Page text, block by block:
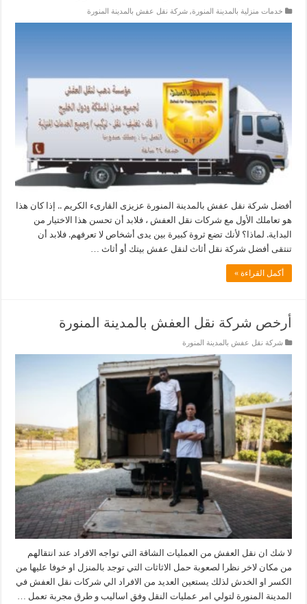
خدمات منزلية بالمدينة المنورة,شركة نقل عفش بالمدينة المنورة
أفضل شركة نقل عفش بالمدينة المنورة عزيزى القارىء الكريم .. إذا كان هذا
هو تعاملك الأول مع شركات نقل العفش ، فلابد أن تحسن هذا الاختيار من
البداية. لماذا؟ لأنك تضع ثروة كبيرة بين يدى أشخاص لا تعرفهم. فلابد أن
تنتقى أفضل شركة نقل أثاث لنقل عفش بيتك أو أثاث …
أكمل القراءة »
أرخص شركة نقل العفش بالمدينة المنورة
شركة نقل عفش بالمدينة المنورة
لا شك ان نقل العفش من العمليات الشاقة التي تواجه الافراد عند انتقالهم
من مكان لاخر نظرا لصعوبة حمل الاثاثات التي توجد بالمنزل او خوفا عليها من
الكسر او الخدش لذلك يستعين العديد من الافراد الي شركات نقل العفش في
المدينة المنورة لتولي امر عمليات النقل وفق اساليب و طرق مجربة تعمل …